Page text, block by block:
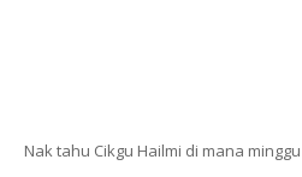
Nak tahu Cikgu Hailmi di mana